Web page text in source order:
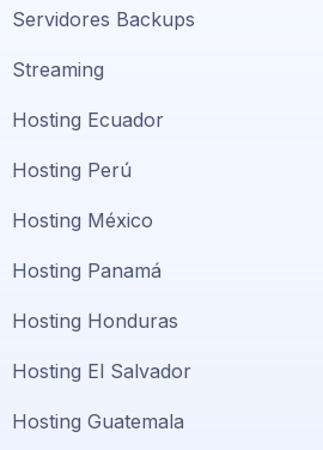
Servidores Backups
Streaming
Hosting Ecuador
Hosting Perú
Hosting México
Hosting Panamá
Hosting Honduras
Hosting El Salvador
Hosting Guatemala